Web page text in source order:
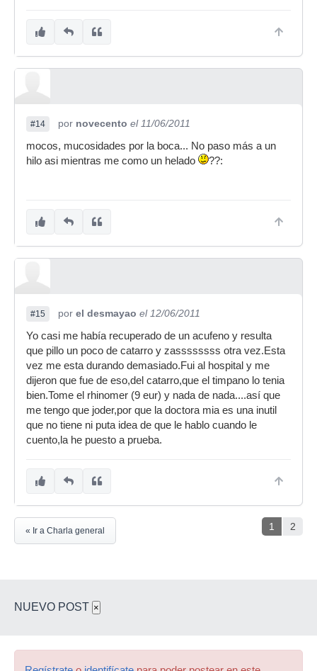
#14 por novecento el 11/06/2011
mocos, mucosidades por la boca... No paso más a un
hilo asi mientras me como un helado
??:
#15 por el desmayao el 12/06/2011
Yo casi me había recuperado de un acufeno y resulta
que pillo un poco de catarro y zassssssss otra vez.Esta
vez me esta durando demasiado.Fui al hospital y me
dijeron que fue de eso,del catarro,que el timpano lo tenia
bien.Tome el rhinomer (9 eur) y nada de nada....así que
me tengo que joder,por que la doctora mia es una inutil
que no tiene ni puta idea de que le hablo cuando le
cuento,la he puesto a prueba.
1 2
« Ir a Charla general
NUEVO POST ×